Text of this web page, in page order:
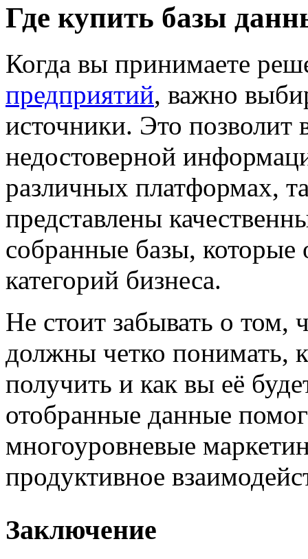
Где купить базы
Когда вы принимаете
предприятий, важно
источники. Это позволит
недостоверной
различных платформах,
представлены
собранные базы,
категорий бизнеса.
Не стоит забывать о том,
должны четко понимать,
получить и как вы её
отобранные данные
многоуровневые
продуктивное
Заключение